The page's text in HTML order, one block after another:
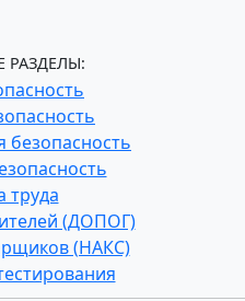
РАЗДЕЛЫ:
безопасность
труда
(ДОПОГ)
(НАКС)